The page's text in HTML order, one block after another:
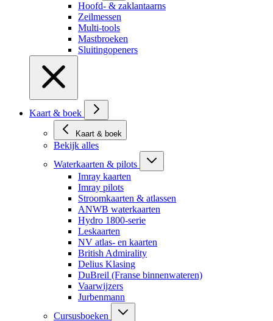
Hoofd- & zaklantaarns
Zeilmessen
Multi-tools
Mastbroeken
Sluitingopeners
Kaart & boek
Kaart & boek
Bekijk alles
Waterkaarten & pilots
Imray kaarten
Imray pilots
Stroomkaarten & atlassen
ANWB waterkaarten
Hydro 1800-serie
Leskaarten
NV atlas- en kaarten
British Admirality
Delius Klasing
DuBreil (Franse binnenwateren)
Vaarwijzers
Jurbenmann
Cursusboeken